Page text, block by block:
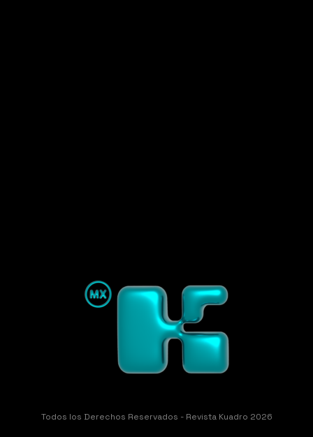
Todos los Derechos Reservados - Revista Kuadro 2026